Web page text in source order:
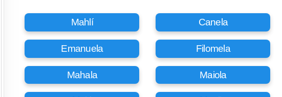
Mahlí Canela
Emanuela Filomela
Mahala Maiola